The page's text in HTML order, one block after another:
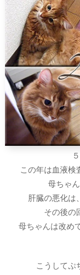
この年は血液検
母ちゃ
肝臓の悪化は
その後の
母ちゃんは改め
こうしてぷ